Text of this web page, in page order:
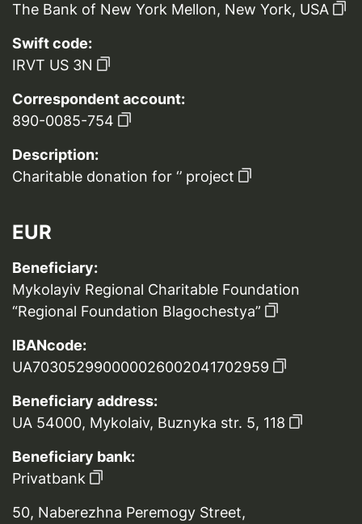
The Bank of New York Mellon, New York, USA
Swift code:
IRVT US 3N
Correspondent account:
890-0085-754
Description:
Charitable donation for ‘’ project
EUR
Beneficiary:
Mykolayiv Regional Charitable Foundation
“Regional Foundation Blagochestya”
IBANcode:
UA703052990000026002041702959
Beneficiary address:
UA 54000, Mykolaiv, Buznyka str. 5, 118
Beneficiary bank:
Privatbank
50, Naberezhna Peremogy Street,